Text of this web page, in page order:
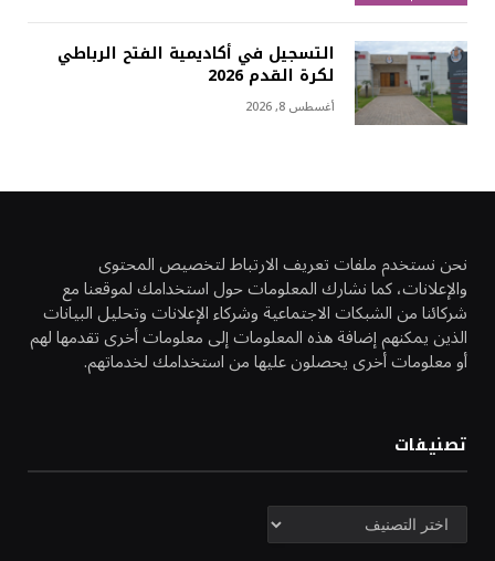
التسجيل في أكاديمية الفتح الرباطي
لكرة القدم 2026
أغسطس 8, 2026
نحن نستخدم ملفات تعريف الارتباط لتخصيص المحتوى
والإعلانات، كما نشارك المعلومات حول استخدامك لموقعنا مع
شركائنا من الشبكات الاجتماعية وشركاء الإعلانات وتحليل البيانات
الذين يمكنهم إضافة هذه المعلومات إلى معلومات أخرى تقدمها لهم
أو معلومات أخرى يحصلون عليها من استخدامك لخدماتهم.
تصنيفات
تصنيفات